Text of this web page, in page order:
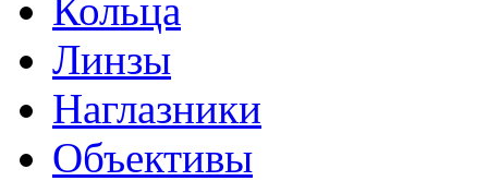
Кольца
Линзы
Наглазники
Объективы